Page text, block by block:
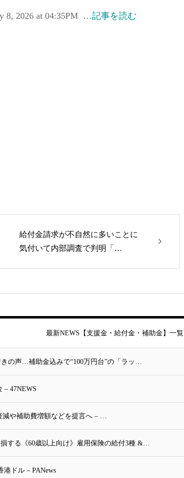
8, 2026 at 04:35PM …記事を読む
給付金請求が不自然に多いことに
気付いて内部調査で判明「…
の声…補助金込みで“100万円台”の「ラッ…
– 47NEWS
減や補助費増額などを提言へ – …
する《60歳以上向け》雇用保険の給付3種 &…
ドル – PANews
最新NEWS【支援金・給付金・補助金】一覧